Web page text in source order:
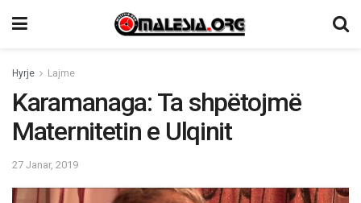
Hyrje Lajme
Karamanaga: Ta shpëtojmë
Maternitetin e Ulqinit
27 Janar, 2019